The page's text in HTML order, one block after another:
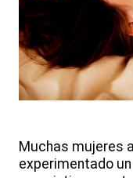
Muchas mujeres
experimentado